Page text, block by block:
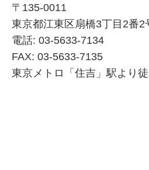
〒135-0011
東京都江東区扇橋3丁目2番
電話: 03-5633-7134
FAX: 03-5633-7135
東京メトロ「住吉」駅より